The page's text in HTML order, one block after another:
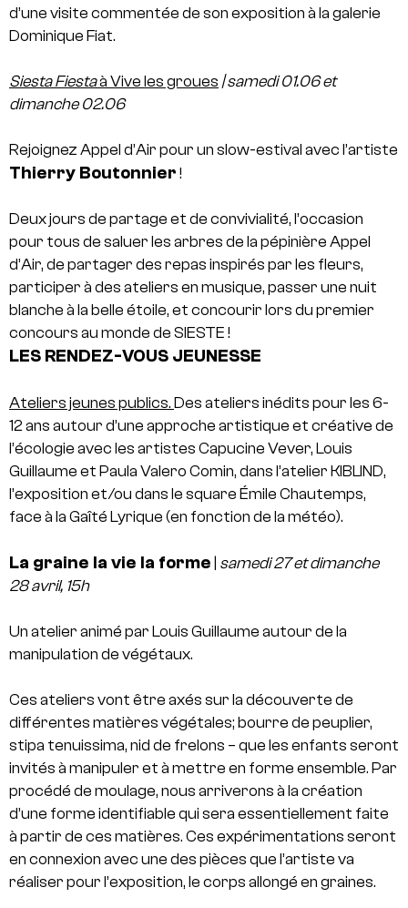
d’une visite commentée de son exposition à la galerie
Dominique Fiat.
Siesta Fiestaà Vive les groues |samedi 01.06 et
dimanche 02.06
Rejoignez Appel d’Air pour un slow-estival avec l’artiste
Thierry Boutonnier !
Deux jours de partage et de convivialité, l’occasion
pour tous de saluer les arbres de la pépinière Appel
d’Air, de partager des repas inspirés par les fleurs,
participer à des ateliers en musique, passer une nuit
blanche à la belle étoile, et concourir lors du premier
concours au monde de SIESTE !
LES RENDEZ-VOUS JEUNESSE
Ateliers jeunes publics. Des ateliers inédits pour les 6-
12 ans autour d’une approche artistique et créative de
l’écologie avec les artistes Capucine Vever, Louis
Guillaume et Paula Valero Comin, dans l’atelier KIBLIND,
l’exposition et/ou dans le square Émile Chautemps,
face à la Gaîté Lyrique (en fonction de la météo).
La graine la vie la forme | samedi 27 et dimanche
28 avril, 15h
Un atelier animé par Louis Guillaume autour de la
manipulation de végétaux.
Ces ateliers vont être axés sur la découverte de
différentes matières végétales; bourre de peuplier,
stipa tenuissima, nid de frelons – que les enfants seront
invités à manipuler et à mettre en forme ensemble. Par
procédé de moulage, nous arriverons à la création
d’une forme identifiable qui sera essentiellement faite
à partir de ces matières. Ces expérimentations seront
en connexion avec une des pièces que l’artiste va
réaliser pour l’exposition, le corps allongé en graines.